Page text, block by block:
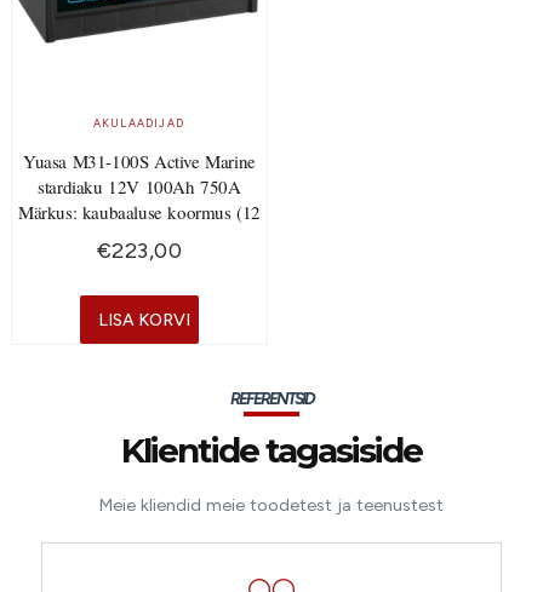
AKULAADIJAD
Yuasa M31-100S Active Marine
stardiaku 12V 100Ah 750A
Märkus: kaubaaluse koormus (12
€223,00
LISA KORVI
REFERENTSID
Klientide tagasiside
Meie kliendid meie toodetest ja teenustest